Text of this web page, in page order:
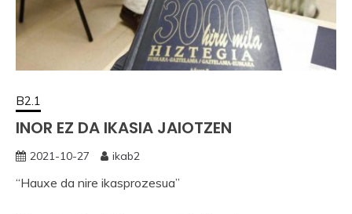
B2.1
INOR EZ DA IKASIA JAIOTZEN
2021-10-27 ikab2
“Hauxe da nire ikasprozesua”